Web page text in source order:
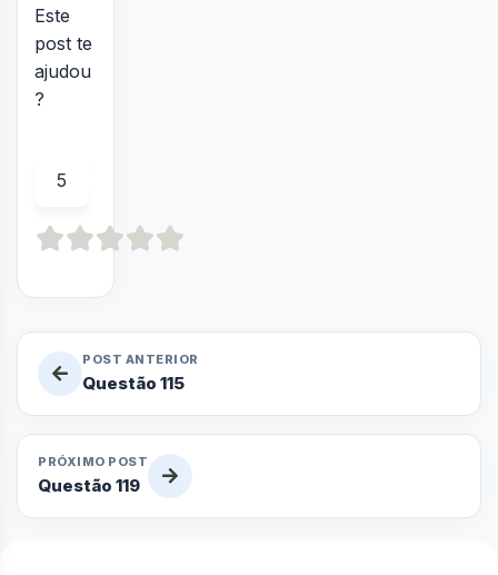
Este
post te
ajudou
?
5
POST ANTERIOR
Questão 115
PRÓXIMO POST
Questão 119